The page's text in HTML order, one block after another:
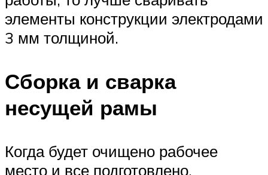
элементы конструкции электродами
3 мм толщиной.
Сборка и сварка
несущей рамы
Когда будет очищено рабочее
место и все подготовлено,